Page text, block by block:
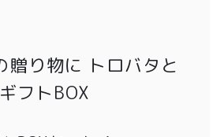
贈り物に トロバタと
フトBOX